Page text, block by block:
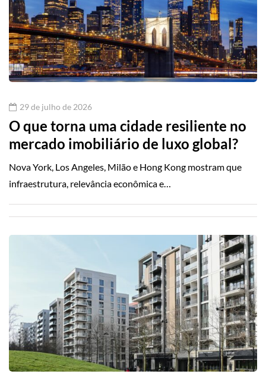
29 de julho de 2026
O que torna uma cidade resiliente no
mercado imobiliário de luxo global?
Nova York, Los Angeles, Milão e Hong Kong mostram que
infraestrutura, relevância econômica e…